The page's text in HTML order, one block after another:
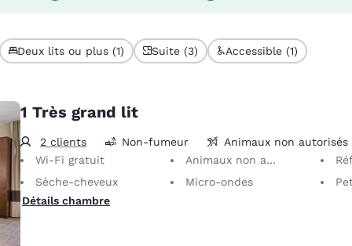
Deux lits ou plus (1) Suite (3) Accessible (1)
1 Très grand lit
2 clients Non-fumeur
Animaux non autorisés
Wi-Fi gratuit
Animaux non autorisés Seuls les animaux d’assistance sont autorisés, sans frais.
Sèche-cheveux
Micro-ondes
Petit
Détails chambre